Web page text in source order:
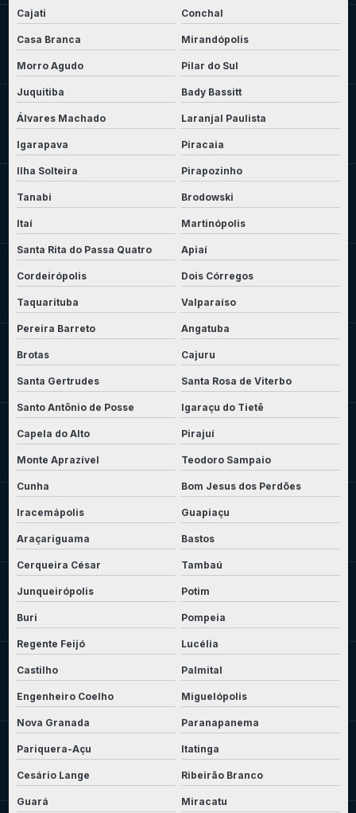
Cajati Conchal
Casa Branca Mirandópolis
Morro Agudo Pilar do Sul
Juquitiba Bady Bassitt
Álvares Machado Laranjal Paulista
Igarapava Piracaia
Ilha Solteira Pirapozinho
Tanabi Brodowski
Itaí Martinópolis
Santa Rita do Passa Quatro Apiaí
Cordeirópolis Dois Córregos
Taquarituba Valparaíso
Pereira Barreto Angatuba
Brotas Cajuru
Santa Gertrudes Santa Rosa de Viterbo
Santo Antônio de Posse Igaraçu do Tietê
Capela do Alto Pirajuí
Monte Aprazível Teodoro Sampaio
Cunha Bom Jesus dos Perdões
Iracemápolis Guapiaçu
Araçariguama Bastos
Cerqueira César Tambaú
Junqueirópolis Potim
Buri Pompeia
Regente Feijó Lucélia
Castilho Palmital
Engenheiro Coelho Miguelópolis
Nova Granada Paranapanema
Pariquera-Açu Itatinga
Cesário Lange Ribeirão Branco
Guará Miracatu